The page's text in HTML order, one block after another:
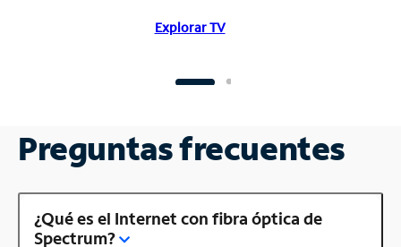
Explorar TV
Preguntas frecuentes
¿Qué es el Internet con fibra óptica de
Spectrum?